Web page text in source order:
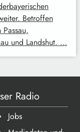
Betroffen
und Landshut. …
Radio
Jobs